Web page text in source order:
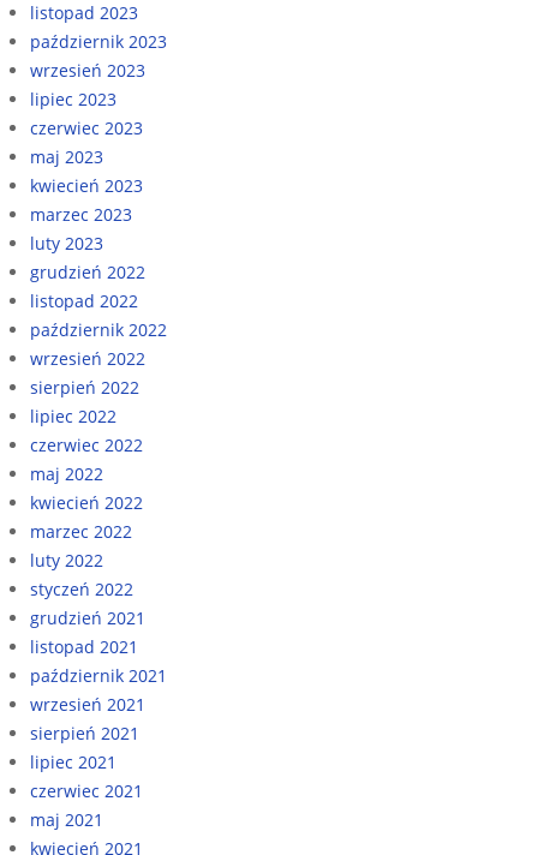
listopad 2023
październik 2023
wrzesień 2023
lipiec 2023
czerwiec 2023
maj 2023
kwiecień 2023
marzec 2023
luty 2023
grudzień 2022
listopad 2022
październik 2022
wrzesień 2022
sierpień 2022
lipiec 2022
czerwiec 2022
maj 2022
kwiecień 2022
marzec 2022
luty 2022
styczeń 2022
grudzień 2021
listopad 2021
październik 2021
wrzesień 2021
sierpień 2021
lipiec 2021
czerwiec 2021
maj 2021
kwiecień 2021